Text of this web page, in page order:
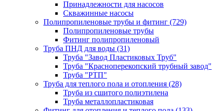
Принадлежности для насосов
Скважинные насосы
Полипропиленовые трубы и фитинг (729)
Полипропиленовые трубы
Фитинг полипропиленовый
Труба ПНД для воды (31)
Труба "Завод Пластиковых Труб"
Труба "Красноперекопский трубный завод"
Труба "РТП"
Труба для теплого пола и отопления (28)
Труба из сшитого полиэтилена
Труба металлопластиковая